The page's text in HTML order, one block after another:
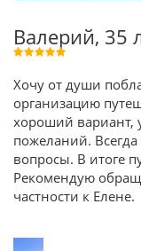
Валерий, 35
Хочу от души
организацию
хороший вариант,
пожеланий.
вопросы. В итоге
Рекомендую
частности к Елене.